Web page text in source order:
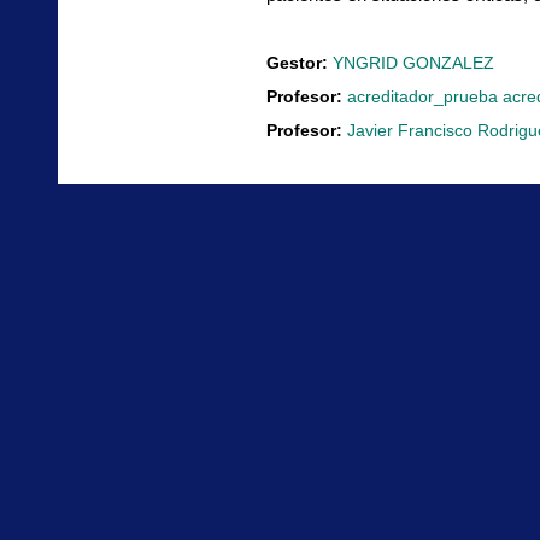
Gestor:YNGRID GONZALEZ
Profesor:acreditador_prueba
Profesor:Javier Francisco